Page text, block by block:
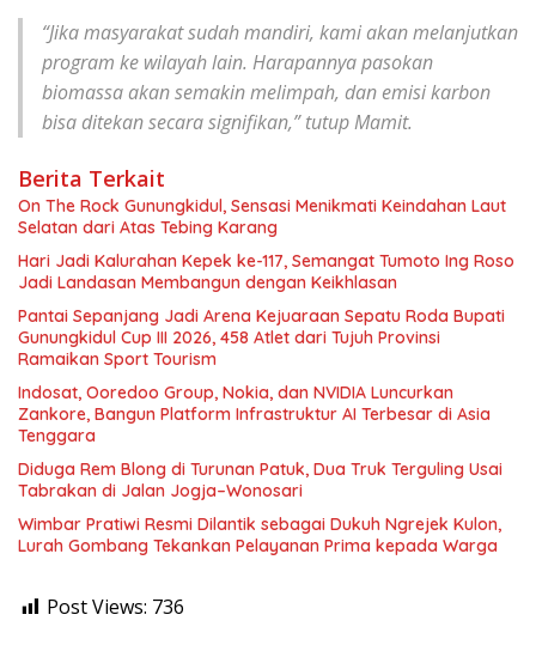
“Jika masyarakat sudah mandiri, kami akan melanjutkan
program ke wilayah lain. Harapannya pasokan
biomassa akan semakin melimpah, dan emisi karbon
bisa ditekan secara signifikan,” tutup Mamit.
Berita Terkait
On The Rock Gunungkidul, Sensasi Menikmati Keindahan Laut
Selatan dari Atas Tebing Karang
Hari Jadi Kalurahan Kepek ke-117, Semangat Tumoto Ing Roso
Jadi Landasan Membangun dengan Keikhlasan
Pantai Sepanjang Jadi Arena Kejuaraan Sepatu Roda Bupati
Gunungkidul Cup III 2026, 458 Atlet dari Tujuh Provinsi
Ramaikan Sport Tourism
Indosat, Ooredoo Group, Nokia, dan NVIDIA Luncurkan
Zankore, Bangun Platform Infrastruktur AI Terbesar di Asia
Tenggara
Diduga Rem Blong di Turunan Patuk, Dua Truk Terguling Usai
Tabrakan di Jalan Jogja–Wonosari
Wimbar Pratiwi Resmi Dilantik sebagai Dukuh Ngrejek Kulon,
Lurah Gombang Tekankan Pelayanan Prima kepada Warga
Post Views: 736